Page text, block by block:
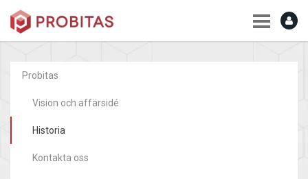
Probitas
Vision och affärsidé
Historia
Kontakta oss